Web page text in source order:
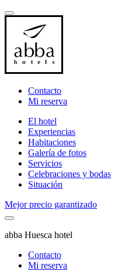
Contacto
Mi reserva
El hotel
Experiencias
Habitaciones
Galería de fotos
Servicios
Celebraciones y bodas
Situación
Mejor precio garantizado
abba Huesca hotel
Contacto
Mi reserva